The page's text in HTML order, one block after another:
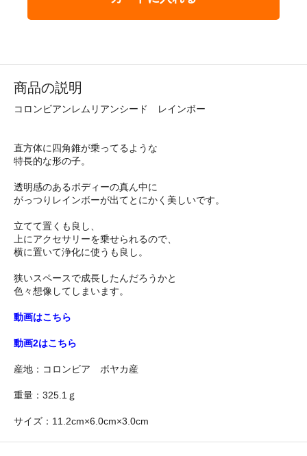
商品の説明
コロンビアンレムリアンシード レインボー
直方体に四角錐が乗ってるような
特長的な形の子。
透明感のあるボディーの真ん中に
がっつりレインボーが出てとにかく美しいです。
立てて置くも良し、
上にアクセサリーを乗せられるので、
横に置いて浄化に使うも良し。
狭いスペースで成長したんだろうかと
色々想像してしまいます。
動画はこちら
動画2はこちら
産地：コロンビア ボヤカ産
重量：325.1ｇ
サイズ：11.2cm×6.0cm×3.0cm